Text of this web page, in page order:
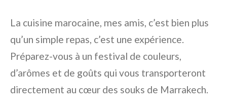
La cuisine marocaine, mes amis, c’est bien plus
qu’un simple repas, c’est une expérience.
Préparez-vous à un festival de couleurs,
d’arômes et de goûts qui vous transporteront
directement au cœur des souks de Marrakech.